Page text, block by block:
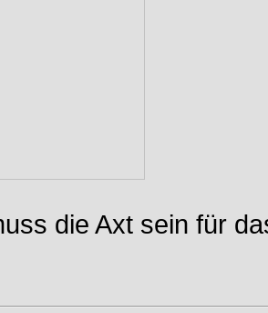
die Axt sein für